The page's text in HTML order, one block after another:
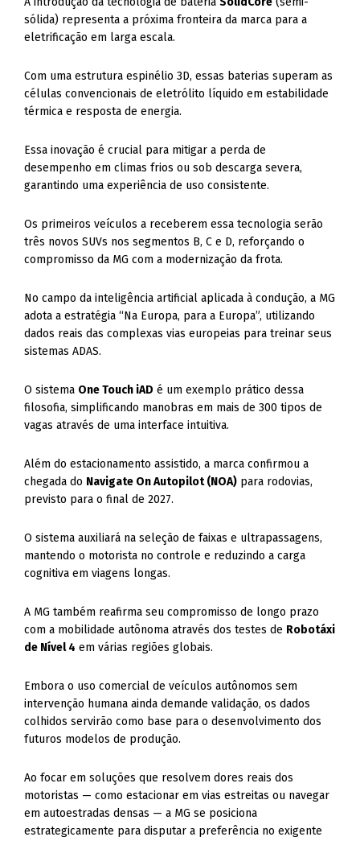
sólida) representa a próxima fronteira da marca para a
eletrificação em larga escala.
Com uma estrutura espinélio 3D, essas baterias superam as
células convencionais de eletrólito líquido em estabilidade
térmica e resposta de energia.
Essa inovação é crucial para mitigar a perda de
desempenho em climas frios ou sob descarga severa,
garantindo uma experiência de uso consistente.
Os primeiros veículos a receberem essa tecnologia serão
três novos SUVs nos segmentos B, C e D, reforçando o
compromisso da MG com a modernização da frota.
No campo da inteligência artificial aplicada à condução, a MG
adota a estratégia “Na Europa, para a Europa”, utilizando
dados reais das complexas vias europeias para treinar seus
sistemas ADAS.
O sistema One Touch iAD é um exemplo prático dessa
filosofia, simplificando manobras em mais de 300 tipos de
vagas através de uma interface intuitiva.
Além do estacionamento assistido, a marca confirmou a
chegada do Navigate On Autopilot (NOA) para rodovias,
previsto para o final de 2027.
O sistema auxiliará na seleção de faixas e ultrapassagens,
mantendo o motorista no controle e reduzindo a carga
cognitiva em viagens longas.
A MG também reafirma seu compromisso de longo prazo
com a mobilidade autônoma através dos testes de Robotáxi
de Nível 4 em várias regiões globais.
Embora o uso comercial de veículos autônomos sem
intervenção humana ainda demande validação, os dados
colhidos servirão como base para o desenvolvimento dos
futuros modelos de produção.
Ao focar em soluções que resolvem dores reais dos
motoristas — como estacionar em vias estreitas ou navegar
em autoestradas densas — a MG se posiciona
estrategicamente para disputar a preferência no exigente